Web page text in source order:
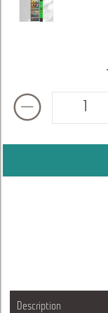
Description